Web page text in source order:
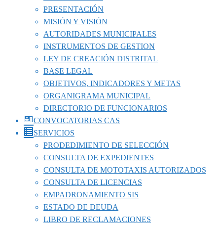
PRESENTACIÓN
MISIÓN Y VISIÓN
AUTORIDADES MUNICIPALES
INSTRUMENTOS DE GESTION
LEY DE CREACIÓN DISTRITAL
BASE LEGAL
OBJETIVOS, INDICADORES Y METAS
ORGANIGRAMA MUNICIPAL
DIRECTORIO DE FUNCIONARIOS
CONVOCATORIAS CAS
SERVICIOS
PRODEDIMIENTO DE SELECCIÓN
CONSULTA DE EXPEDIENTES
CONSULTA DE MOTOTAXIS AUTORIZADOS
CONSULTA DE LICENCIAS
EMPADRONAMIENTO SIS
ESTADO DE DEUDA
LIBRO DE RECLAMACIONES